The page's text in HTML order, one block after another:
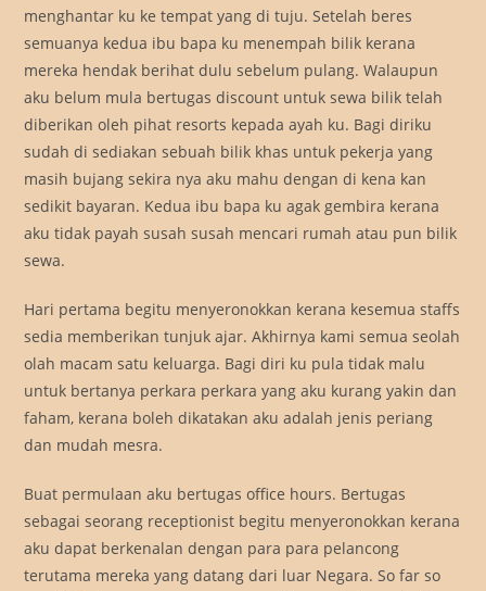
menghantar ku ke tempat yang di tuju. Setelah beres
semuanya kedua ibu bapa ku menempah bilik kerana
mereka hendak berihat dulu sebelum pulang. Walaupun
aku belum mula bertugas discount untuk sewa bilik telah
diberikan oleh pihat resorts kepada ayah ku. Bagi diriku
sudah di sediakan sebuah bilik khas untuk pekerja yang
masih bujang sekira nya aku mahu dengan di kena kan
sedikit bayaran. Kedua ibu bapa ku agak gembira kerana
aku tidak payah susah susah mencari rumah atau pun bilik
sewa.
Hari pertama begitu menyeronokkan kerana kesemua staffs
sedia memberikan tunjuk ajar. Akhirnya kami semua seolah
olah macam satu keluarga. Bagi diri ku pula tidak malu
untuk bertanya perkara perkara yang aku kurang yakin dan
faham, kerana boleh dikatakan aku adalah jenis periang
dan mudah mesra.
Buat permulaan aku bertugas office hours. Bertugas
sebagai seorang receptionist begitu menyeronokkan kerana
aku dapat berkenalan dengan para para pelancong
terutama mereka yang datang dari luar Negara. So far so